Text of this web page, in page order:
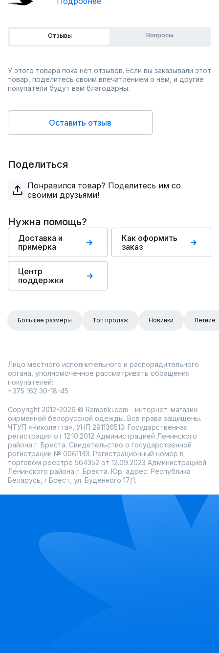
Отзывы Вопросы
У этого товара пока нет отзывов. Если вы заказывали этот
товар, поделитесь своим впечатлением о нём, и другие
покупатели будут вам благодарны.
Оставить отзыв
Поделиться
Понравился товар? Поделитесь им со
своими друзьями!
Нужна помощь?
Доставка и
примерка
Как оформить
заказ
Центр
поддержки
Большие размеры Топ продаж Новинки Летние
Лицо местного исполнительного и распорядительного
органа, уполномоченное рассматривать обращения
покупателей:
+375 162 30-18-45
Copyright 2012-2026 © Ramonki.com - интернет-магазин
фирменной белорусской одежды. Все права защищены.
ЧТУП «Чиколетта», УНП 291136513. Государственная
регистрация от 12.10.2012 Администрацией Ленинского
района г. Бреста. Свидетельство о государственной
регистрации № 0061143. Регистрационный номер в
торговом реестре 564352 от 12.09.2023 Администрацией
Ленинского района г. Бреста. Юр. адрес: Республика
Беларусь, г.Брест, ул. Буденного 17/1.